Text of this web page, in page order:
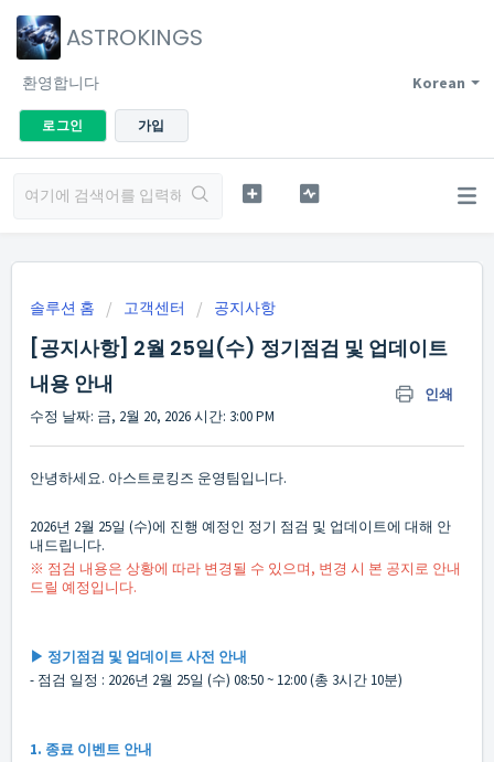
ASTROKINGS
Korean
환영합니다
로그인 가입
솔루션 홈 고객센터 공지사항
[공지사항] 2월 25일(수) 정기점검 및 업데이트
내용 안내
인쇄
수정 날짜: 금, 2월 20, 2026 시간: 3:00 PM
안녕하세요. 아스트로킹즈 운영팀입니다.
2026년 2월 25일 (수)에 진행 예정인 정기 점검 및 업데이트에 대해 안
내드립니다.
※ 점검 내용은 상황에 따라 변경될 수 있으며, 변경 시 본 공지로 안내
드릴 예정입니다.
▶ 정기점검 및 업데이트 사전 안내
- 점검 일정 : 2026년 2월 25일 (수) 08:50 ~ 12:00 (총 3시간 10분)
1. 종료 이벤트 안내